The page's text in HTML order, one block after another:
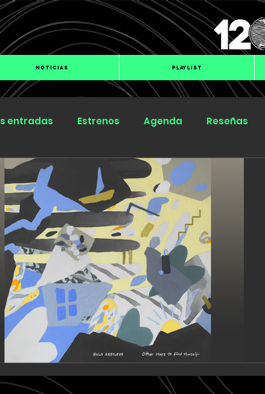
NOTICIAS PLAYLIST
entradas Estrenos Agenda Reseñas
Especiales Submit Hub